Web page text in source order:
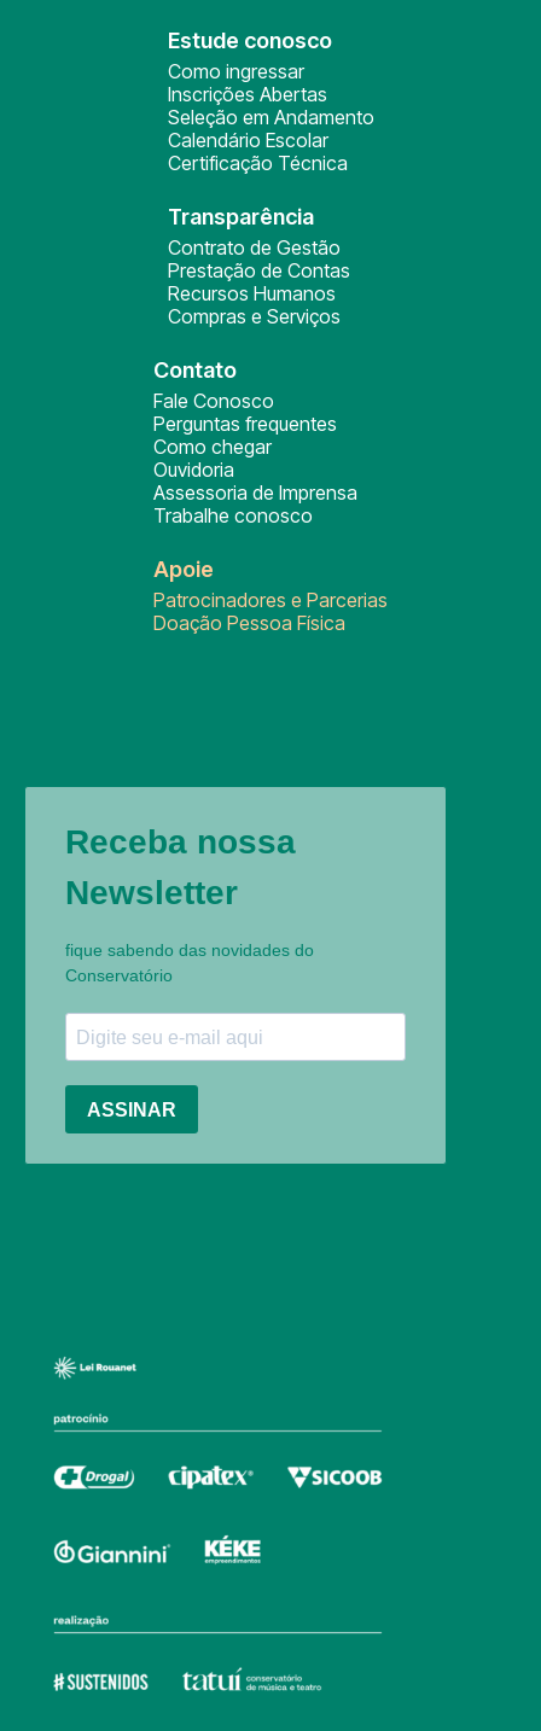
Estude conosco
Como ingressar
Inscrições Abertas
Seleção em Andamento
Calendário Escolar
Certificação Técnica
Transparência
Contrato de Gestão
Prestação de Contas
Recursos Humanos
Compras e Serviços
Contato
Fale Conosco
Perguntas frequentes
Como chegar
Ouvidoria
Assessoria de Imprensa
Trabalhe conosco
Apoie
Patrocinadores e Parcerias
Doação Pessoa Física